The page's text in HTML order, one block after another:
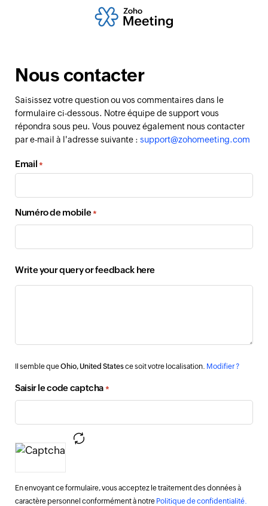
Nous contacter
Saisissez votre question ou vos commentaires dans le
formulaire ci-dessous. Notre équipe de support vous
répondra sous peu. Vous pouvez également nous contacter
par e-mail à l'adresse suivante : support@zohomeeting.com
Email*
Numéro de mobile*
Write your query or feedback here
Il semble queOhio, United Statesce soit votre localisation. Modifier ?
Saisir le code captcha*
En envoyant ce formulaire, vous acceptez le traitement des données à
caractère personnel conformément à notre Politique de confidentialité.